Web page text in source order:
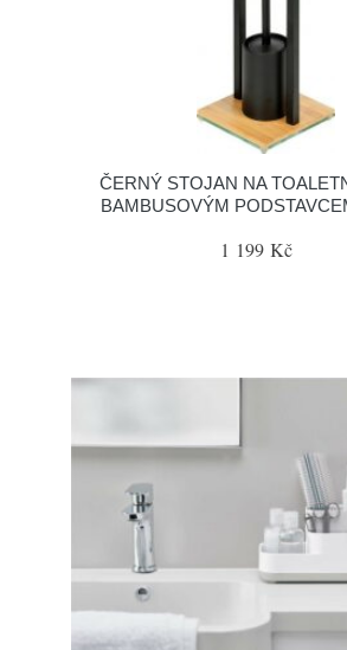
ČERNÝ STOJAN NA
BAMBUSOVÝM
1 199 Kč